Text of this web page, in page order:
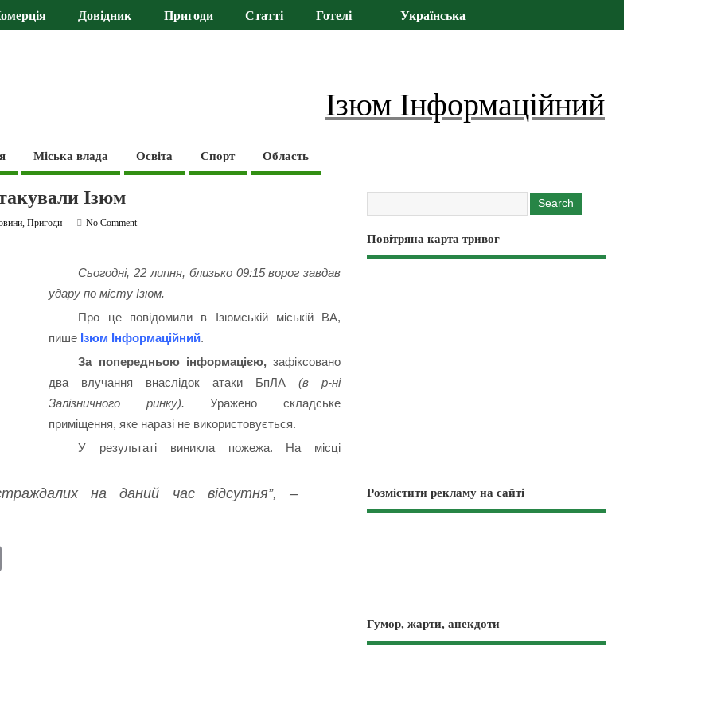
Довідник Пригоди Статті Готелі Українська
Ізюм Інформаційний
Міська влада Освіта Спорт Область
Ізюм
,Пригоди
No Comment
Сьогодні, 22 липня, близько 09:15 ворог завдав
удару по місту Ізюм.
Про це повідомили в Ізюмській міській ВА,
пише Ізюм Інформаційний.
За попередньою інформацією,зафіксовано
два влучання внаслідок атаки БпЛА(в р-ні
Залізничного ринку). Уражено складське
приміщення, яке наразі не використовується.
У результаті виникла пожежа. На місці
на даний час відсутня”, –
Повітряна карта тривог
Розмістити рекламу на сайті
Гумор, жарти, анекдоти